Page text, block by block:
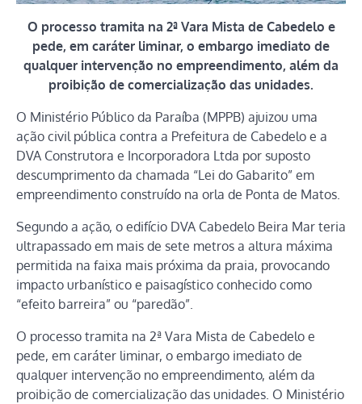
O processo tramita na 2ª Vara Mista de Cabedelo e
pede, em caráter liminar, o embargo imediato de
qualquer intervenção no empreendimento, além da
proibição de comercialização das unidades.
O Ministério Público da Paraíba (MPPB) ajuizou uma
ação civil pública contra a Prefeitura de Cabedelo e a
DVA Construtora e Incorporadora Ltda por suposto
descumprimento da chamada “Lei do Gabarito” em
empreendimento construído na orla de Ponta de Matos.
Segundo a ação, o edifício DVA Cabedelo Beira Mar teria
ultrapassado em mais de sete metros a altura máxima
permitida na faixa mais próxima da praia, provocando
impacto urbanístico e paisagístico conhecido como
“efeito barreira” ou “paredão”.
O processo tramita na 2ª Vara Mista de Cabedelo e
pede, em caráter liminar, o embargo imediato de
qualquer intervenção no empreendimento, além da
proibição de comercialização das unidades. O Ministério